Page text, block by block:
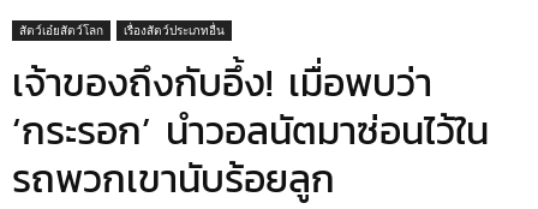
สัตว์เอ๋ยสัตว์โลก เรื่องสัตว์ประเภทอื่น
เจ้าของถึงกับอึ้ง! เมื่อพบว่า
‘กระรอก’ นำวอลนัตมาซ่อนไว้ใน
รถพวกเขานับร้อยลูก